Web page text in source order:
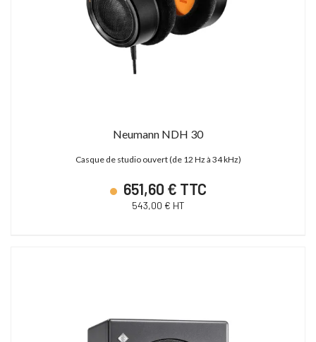
Neumann NDH 30
Casque de studio ouvert (de 12 Hz à 34 kHz)
651,60 € TTC
543,00 € HT